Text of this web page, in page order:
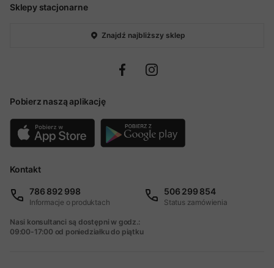
Sklepy stacjonarne
Znajdź najbliższy sklep
Pobierz naszą aplikację
Kontakt
786 892 998
Informacje o produktach
506 299 854
Status zamówienia
Nasi konsultanci są dostępni w godz.:
09:00-17:00 od poniedziałku do piątku